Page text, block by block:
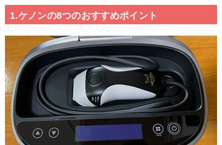
1.ケノンの8つのおすすめポイント